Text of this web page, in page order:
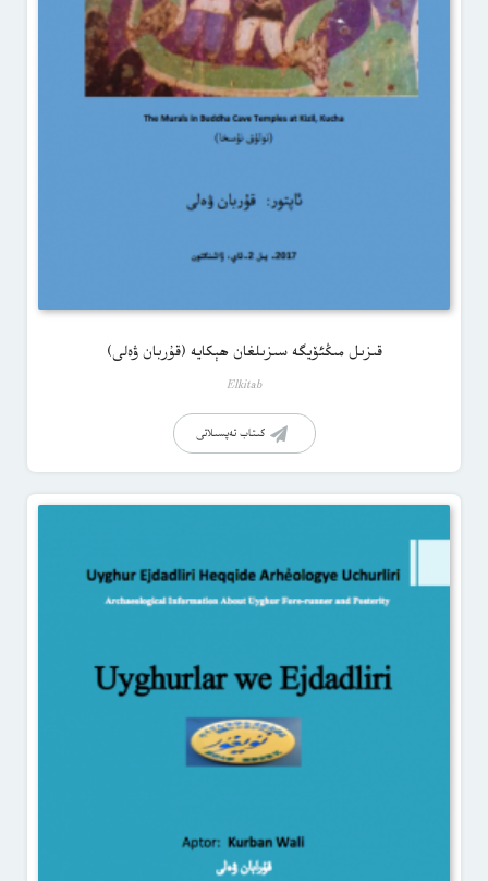
قىزىل مىڭئۆيگە سىزىلغان ھېكايە (قۇربان ۋەلى)
Elkitab
كىتاب تەپسىلاتى